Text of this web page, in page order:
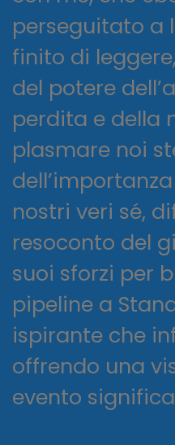
perseguitato a
finito di
del potere
perdita e della
plasmare noi
nostri veri sé,
resoconto del
suoi sforzi per
pipeline a
ispirante che
offrendo una
evento